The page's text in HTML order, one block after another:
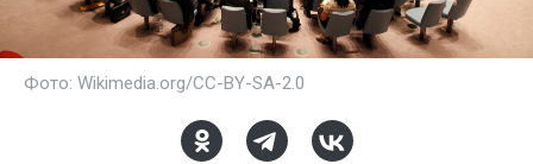
Фото: Wikimedia.org/CC-BY-SA-2.0